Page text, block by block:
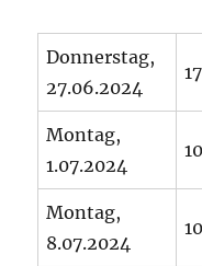
Donnerstag,
27.06.2024
Montag,
1.07.2024
Montag,
8.07.2024